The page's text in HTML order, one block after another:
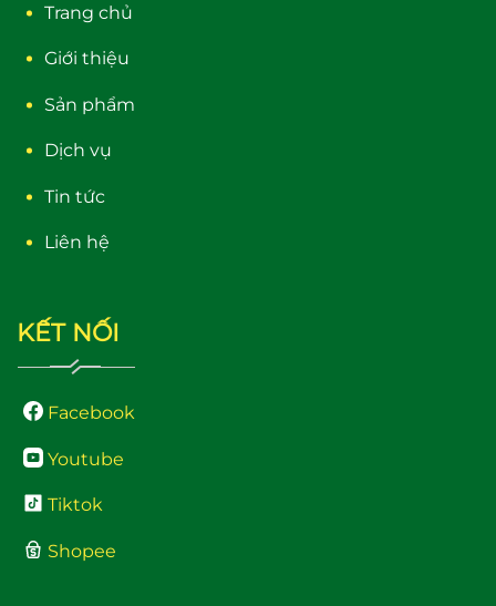
Trang chủ
Giới thiệu
Sản phẩm
Dịch vụ
Tin tức
Liên hệ
KẾT NỐI
Facebook
Youtube
Tiktok
Shopee